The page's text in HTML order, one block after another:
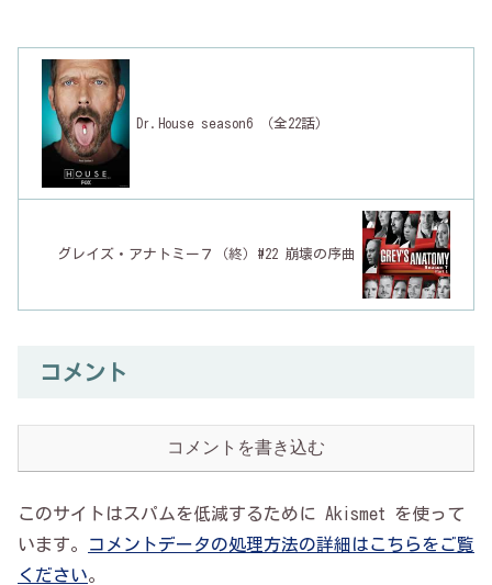
Dr.House season6 （全22話）
グレイズ・アナトミー７（終）#22 崩壊の序曲
コメント
コメントを書き込む
このサイトはスパムを低減するために Akismet を使って
います。
コメントデータの処理方法の詳細はこちらをご覧
ください。